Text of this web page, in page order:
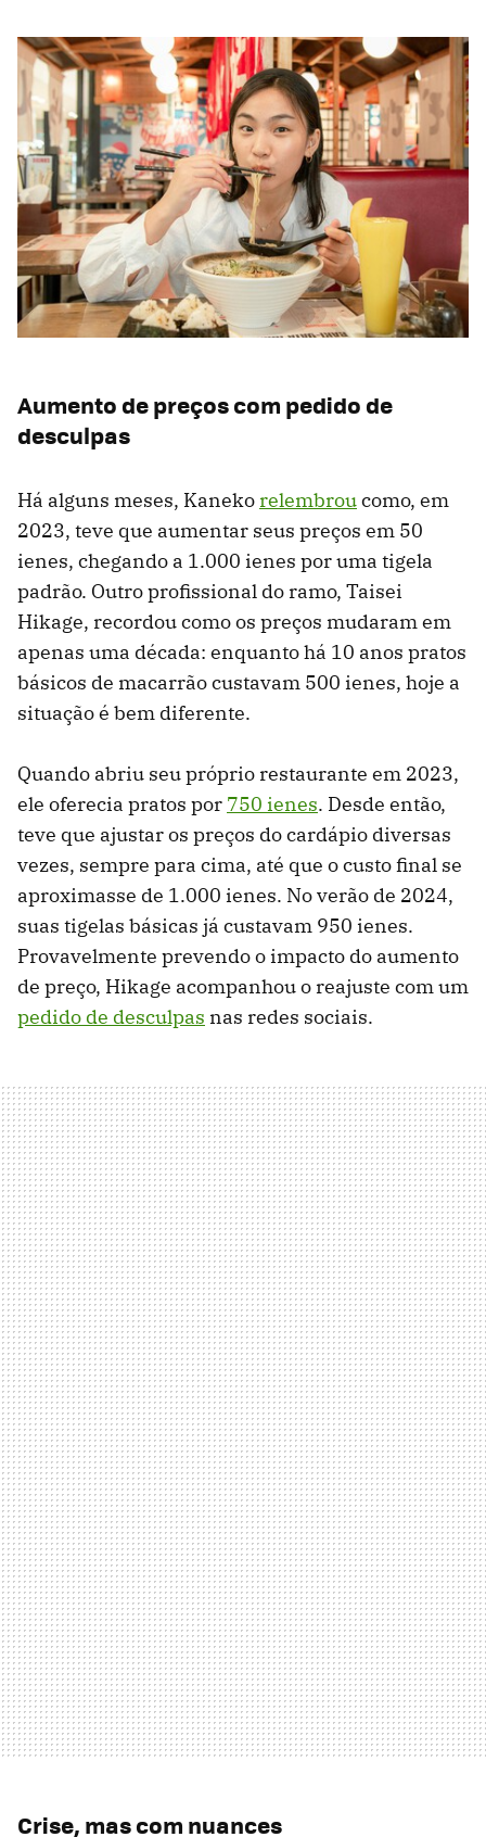
Aumento de preços com pedido de
desculpas
Há alguns meses, Kanekorelembroucomo, em
2023, teve que aumentar seus preços em 50
ienes, chegando a 1.000 ienes por uma tigela
padrão. Outro profissional do ramo, Taisei
Hikage, recordou como os preços mudaram em
apenas uma década: enquanto há 10 anos pratos
básicos de macarrão custavam 500 ienes, hoje a
situação é bem diferente.
Quando abriu seu próprio restaurante em 2023,
ele oferecia pratos por 750 ienes. Desde então,
teve que ajustar os preços do cardápio diversas
vezes, sempre para cima, até que o custo final se
aproximasse de 1.000 ienes. No verão de 2024,
suas tigelas básicas já custavam 950 ienes.
Provavelmente prevendo o impacto do aumento
de preço, Hikage acompanhou o reajuste com um
pedido de desculpas nas redes sociais.
Crise, mas com nuances